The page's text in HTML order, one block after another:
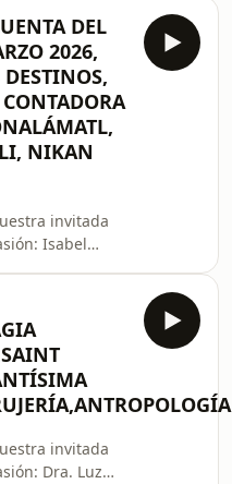
Etérico.Una
desde
abordamos
Primeramente,
introducción
los temas que
y tendido de
DEL
2026,
NIKAN
invitada
Isabel
bastante
para todas
de
y &quot;La
Cuenta de los
las culturas
mexicas, los
invitada
Dra. Luz